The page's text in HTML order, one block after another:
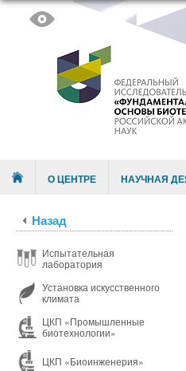
Menu О ЦЕНТРЕ НАУЧНАЯ
Назад
Испытательная
лаборатория
Установка искусственного
климата
ЦКП «Промышленные
биотехнологии»
ЦКП «Биоинженерия»